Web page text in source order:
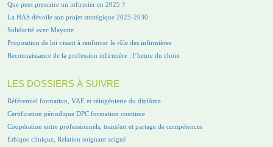
Que peut prescrire un infirmier en 2025 ?
La HAS dévoile son projet stratégique 2025-2030
Solidarité avec Mayotte
Proposition de loi visant à renforcer le rôle des infirmières
Reconnaissance de la profession infirmière : l’heure du choix
LES DOSSIERS À SUIVRE
Référentiel formation, VAE et réingénierie du diplôme
Certification périodique DPC formation continue
Coopération entre professionnels, transfert et partage de compétences
Ethique clinique, Relation soignant soigné